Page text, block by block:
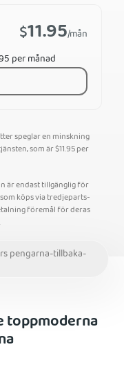
$11.95/mån
per månad
speglar en minskning
som är$11.95per
är endast tillgänglig för
köps via tredjeparts-
föremål för deras
pengarna-tillbaka-
toppmoderna